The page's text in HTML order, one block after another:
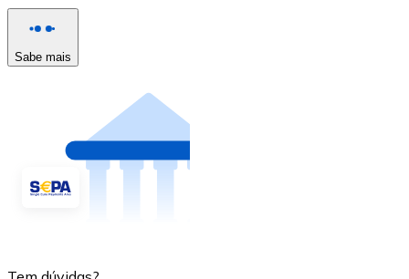
Sabe mais